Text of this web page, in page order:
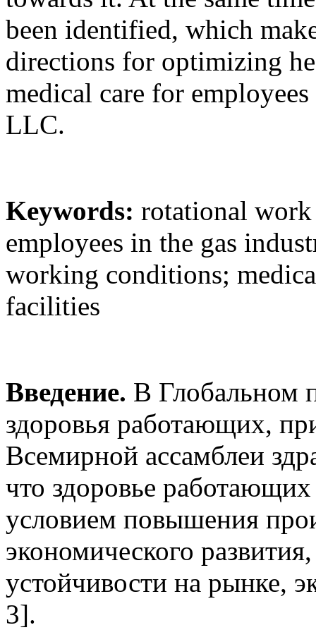
been identified, which
directions for optimizing
medical care for
LLC.
Keywords: rotational
employees in the gas
working conditions;
facilities
Введение. В Глобальном
здоровья работающих,
Всемирной ассамблеи
что здоровье
условием повышения
экономического
устойчивости на рынке,
3].